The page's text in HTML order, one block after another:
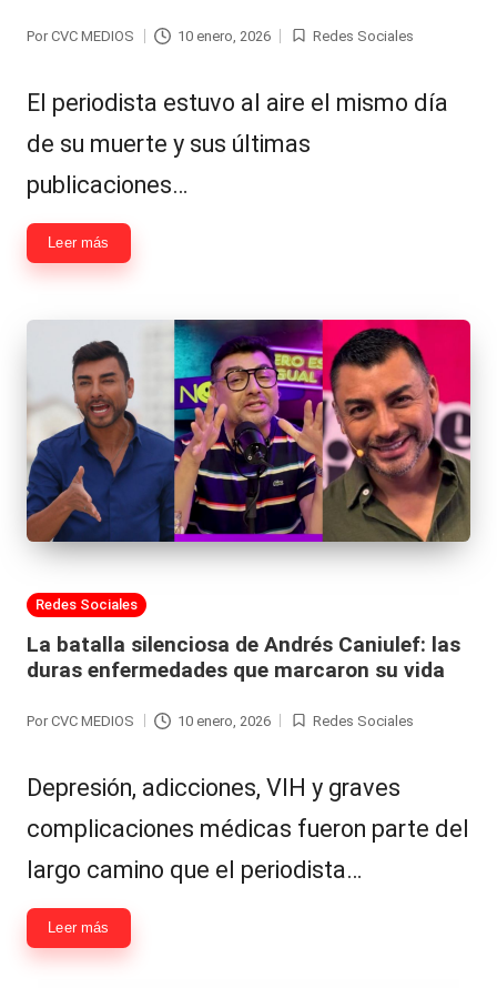
Publicado
Por CVC MEDIOS 10 enero, 2026
Publicada
Redes Sociales
El periodista estuvo al aire el mismo día
de su muerte y sus últimas
publicaciones…
Leer más
Publicada
Redes Sociales
La batalla silenciosa de Andrés Caniulef: las
duras enfermedades que marcaron su vida
Publicado
Por CVC MEDIOS 10 enero, 2026
Publicada
Redes Sociales
Depresión, adicciones, VIH y graves
complicaciones médicas fueron parte del
largo camino que el periodista…
Leer más